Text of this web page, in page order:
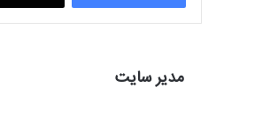
مدیر سایت